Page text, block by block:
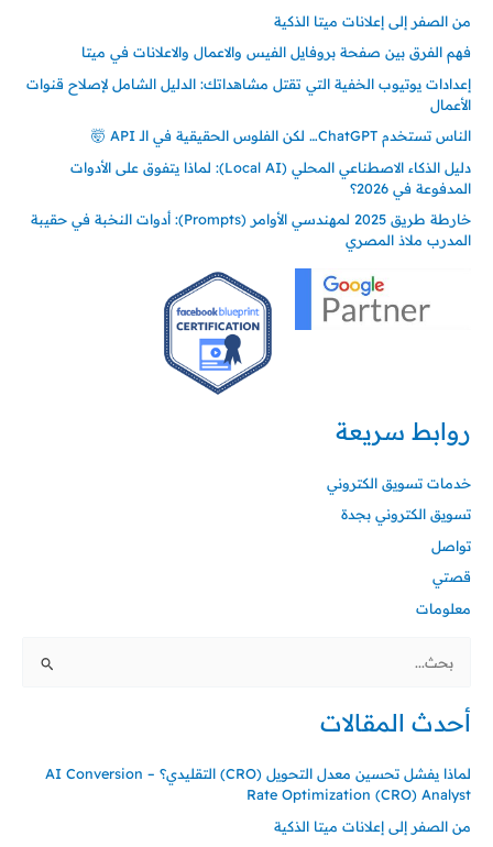
من الصفر إلى إعلانات ميتا الذكية
فهم الفرق بين صفحة بروفايل الفيس والاعمال والاعلانات في ميتا
إعدادات يوتيوب الخفية التي تقتل مشاهداتك: الدليل الشامل لإصلاح قنوات
الأعمال
الناس تستخدم ChatGPT… لكن الفلوس الحقيقية في الـ API 🤯
دليل الذكاء الاصطناعي المحلي (Local AI): لماذا يتفوق على الأدوات
المدفوعة في 2026؟
خارطة طريق 2025 لمهندسي الأوامر (Prompts): أدوات النخبة في حقيبة
المدرب ملاذ المصري
روابط سريعة
خدمات تسويق الكتروني
تسويق الكتروني بجدة
تواصل
قصتي
معلومات
البحث
أحدث المقالات
لماذا يفشل تحسين معدل التحويل (CRO) التقليدي؟ – AI Conversion
Rate Optimization (CRO) Analyst
من الصفر إلى إعلانات ميتا الذكية